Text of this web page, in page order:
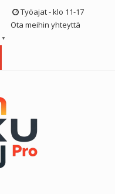
Työajat - klo 11-17
Ota meihin yhteyttä
▼